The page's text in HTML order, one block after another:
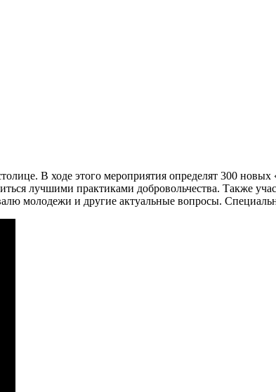
В ходе этого мероприятия определят 300
лучшими практиками добровольчества. Также
молодежи и другие актуальные вопросы.